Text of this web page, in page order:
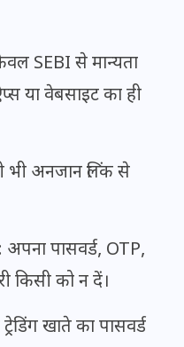
SEBI से मान्यता
या वेबसाइट का ही
भी अनजान लिंक से
अपना पासवर्ड, OTP,
किसी को न दें।
खाते का पासवर्ड